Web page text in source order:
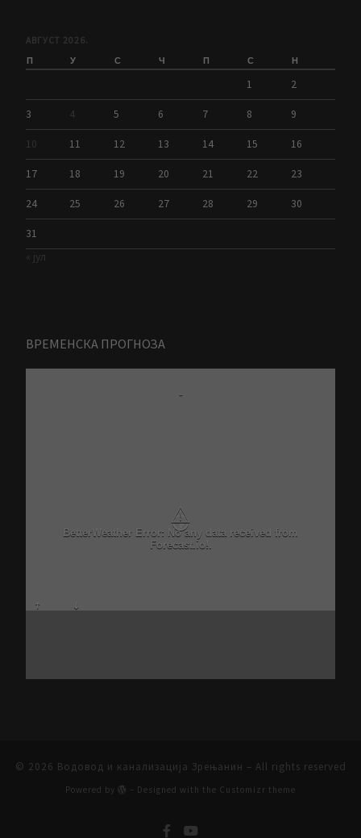
АВГУСТ 2026.
П У С Ч П С Н
1 2
3 4 5 6 7 8 9
10 11 12 13 14 15 16
17 18 19 20 21 22 23
24 25 26 27 28 29 30
31
« јул
ВРЕМЕНСКА ПРОГНОЗА
-
⚠
Critical problem in Better Weather Ajax calls
© 2026 Водовод и канализација Зрењанин – All rights reserved
Powered by – Designed with the Customizr theme